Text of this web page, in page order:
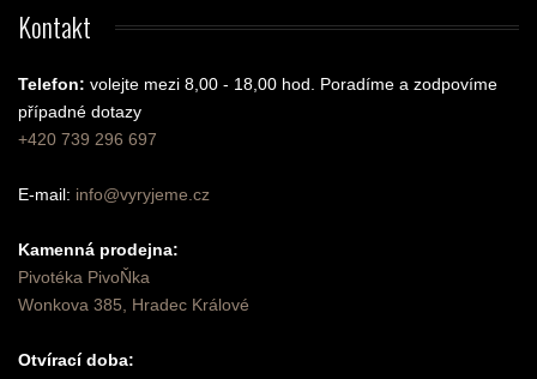
Kontakt
Telefon: volejte mezi 8,00 - 18,00 hod. Poradíme a zodpovíme
případné dotazy
+420 739 296 697
E-mail: info@vyryjeme.cz
Kamenná prodejna:
Pivotéka PivoŇka
Wonkova 385, Hradec Králové
Otvírací doba: